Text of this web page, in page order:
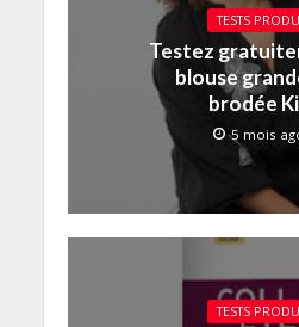
TESTS
Testez
blouse
brodée
5 mois
TESTS